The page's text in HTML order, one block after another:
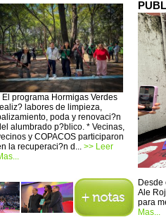
El programa Hormigas Verdes
labores de limpieza,
poda y renovaci?n
alumbrado p?blico. * Vecinas,
y COPACOS participaron
la recuperaci?n d... >> Leer
Ale
para
Mas...